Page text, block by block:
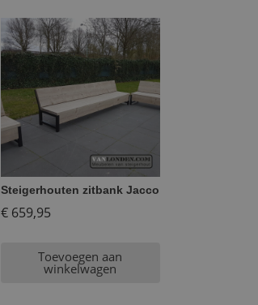
Steigerhouten zitbank Jacco
€659,95
Toevoegen aan
winkelwagen